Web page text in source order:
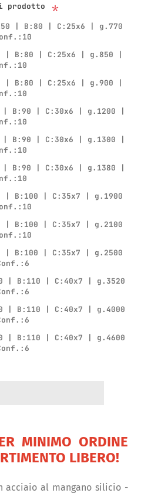
prodotto *
| B:80 | C:25x6 | g.770
| B:80 | C:25x6 | g.850 |
| B:80 | C:25x6 | g.900 |
| B:90 | C:30x6 | g.1200 |
| B:90 | C:30x6 | g.1300 |
| B:90 | C:30x6 | g.1380 |
| B:100 | C:35x7 | g.1900
| B:100 | C:35x7 | g.2100
| B:100 | C:35x7 | g.2500
| B:110 | C:40x7 | g.3520
| B:110 | C:40x7 | g.4000
| B:110 | C:40x7 | g.4600
MINIMO ORDINE
LIBERO!
acciaio al mangano silicio -